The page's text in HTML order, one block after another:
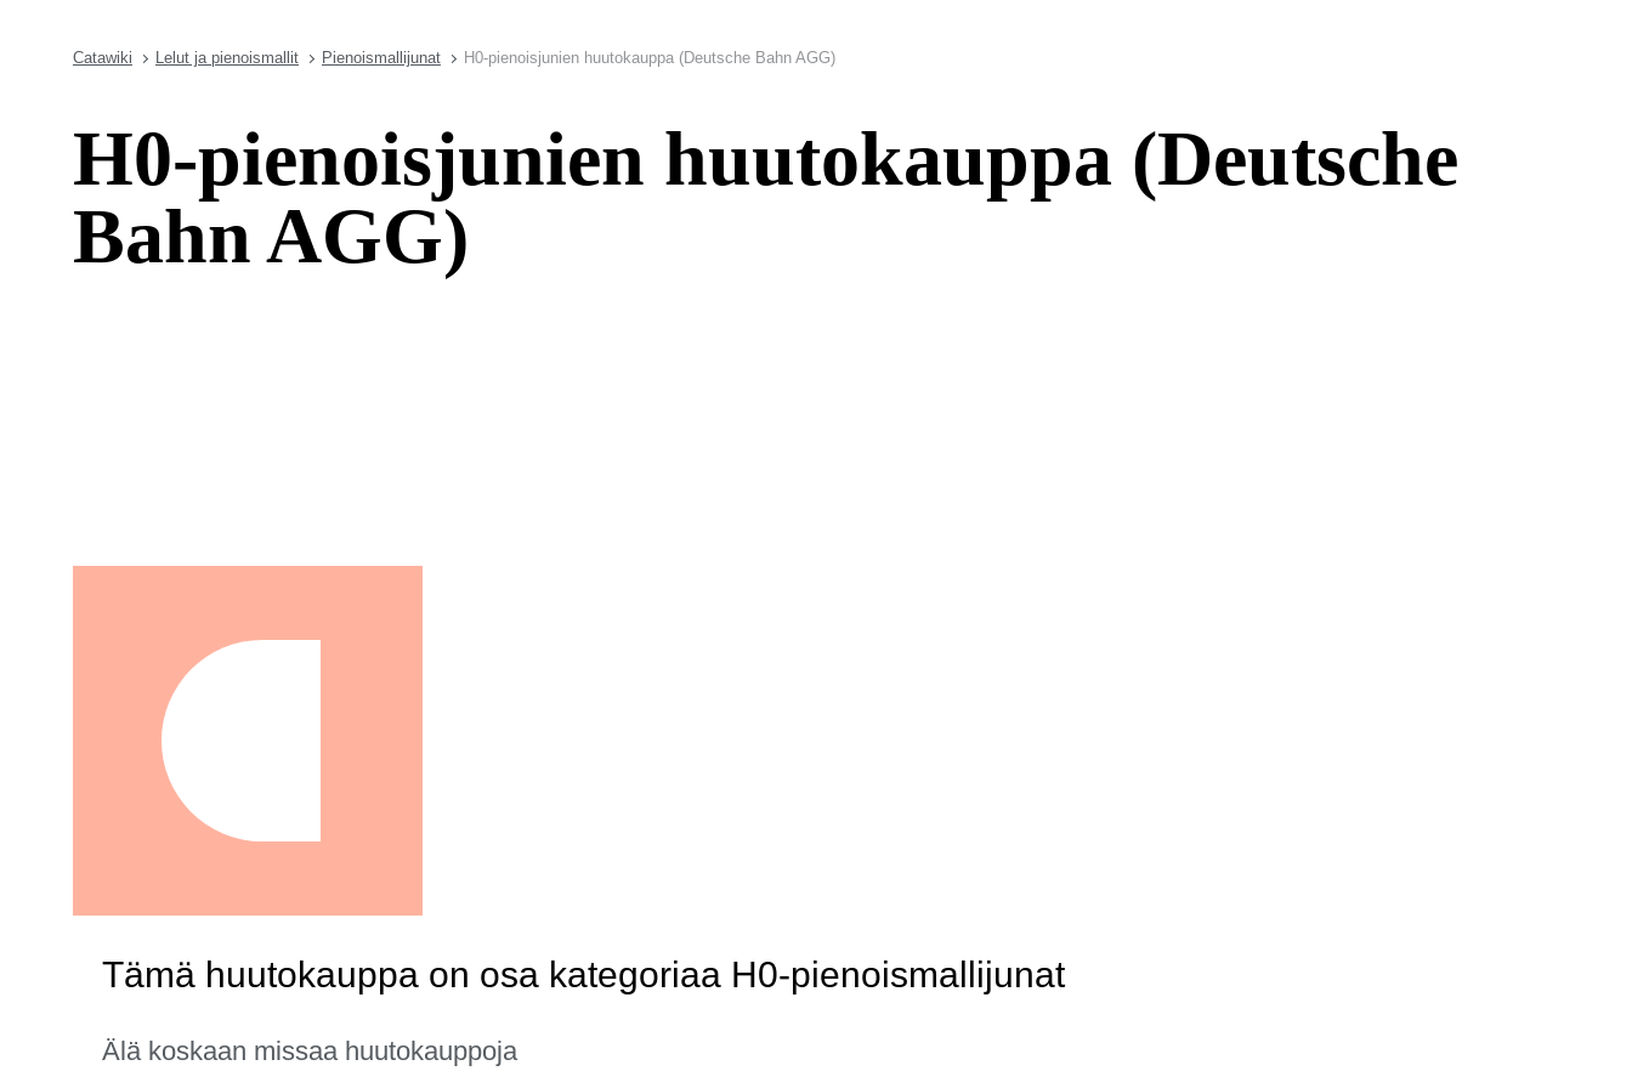
Catawiki Lelut ja pienoismallit Pienoismallijunat H0-pienoisjunien huutokauppa (Deutsche Bahn AGG)
H0-pienoisjunien huutokauppa (Deutsche
Bahn AGG)
Tämä huutokauppa on osa kategoriaa H0-pienoismallijunat
Älä koskaan missaa huutokauppoja